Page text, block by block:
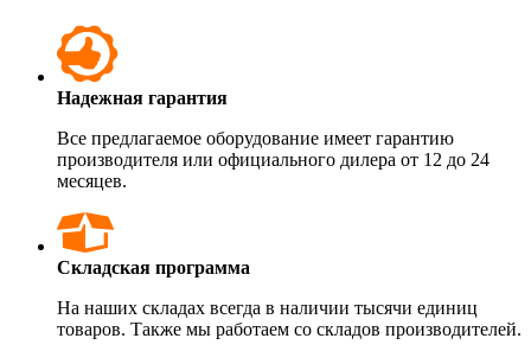
Надежная гарантия
Все предлагаемое оборудование имеет гарантию
производителя или официального дилера от 12 до 24
месяцев.
Складская программа
На наших складах всегда в наличии тысячи единиц
товаров. Также мы работаем со складов производителей.